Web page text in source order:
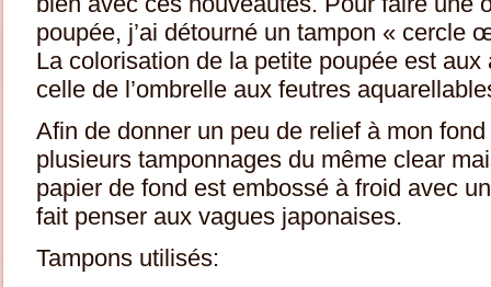
poupée, j’ai détourné un tampon «
La colorisation de la petite poupée est
celle de l’ombrelle aux feutres
Afin de donner un peu de relief à mon fond
plusieurs tamponnages du même clear
papier de fond est embossé à froid avec
fait penser aux vagues japonaises.
Tampons utilisés: